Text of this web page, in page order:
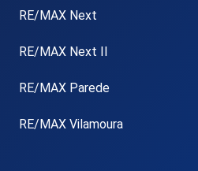
RE/MAX Next
RE/MAX Next II
RE/MAX Parede
RE/MAX Vilamoura